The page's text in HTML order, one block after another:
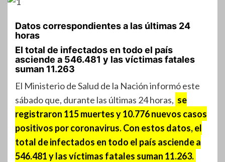
Datos correspondientes a las últimas 24
horas
El total de infectados en todo el país
asciende a 546.481 y las víctimas fatales
suman 11.263
El Ministerio de Salud de la Nación informó este
sábado que, durante las últimas 24 horas, se
registraron 115 muertes y 10.776 nuevos casos
positivos por coronavirus. Con estos datos, el
total de infectados en todo el país asciende a
546.481 y las víctimas fatales suman 11.263.